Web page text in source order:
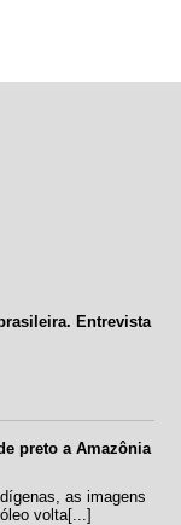
Entrevista
preto a Amazônia
as imagens
volta[...]